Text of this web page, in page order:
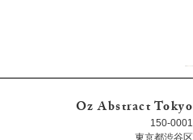
Oz Abstract Tokyo
150-0001
東京都渋谷区